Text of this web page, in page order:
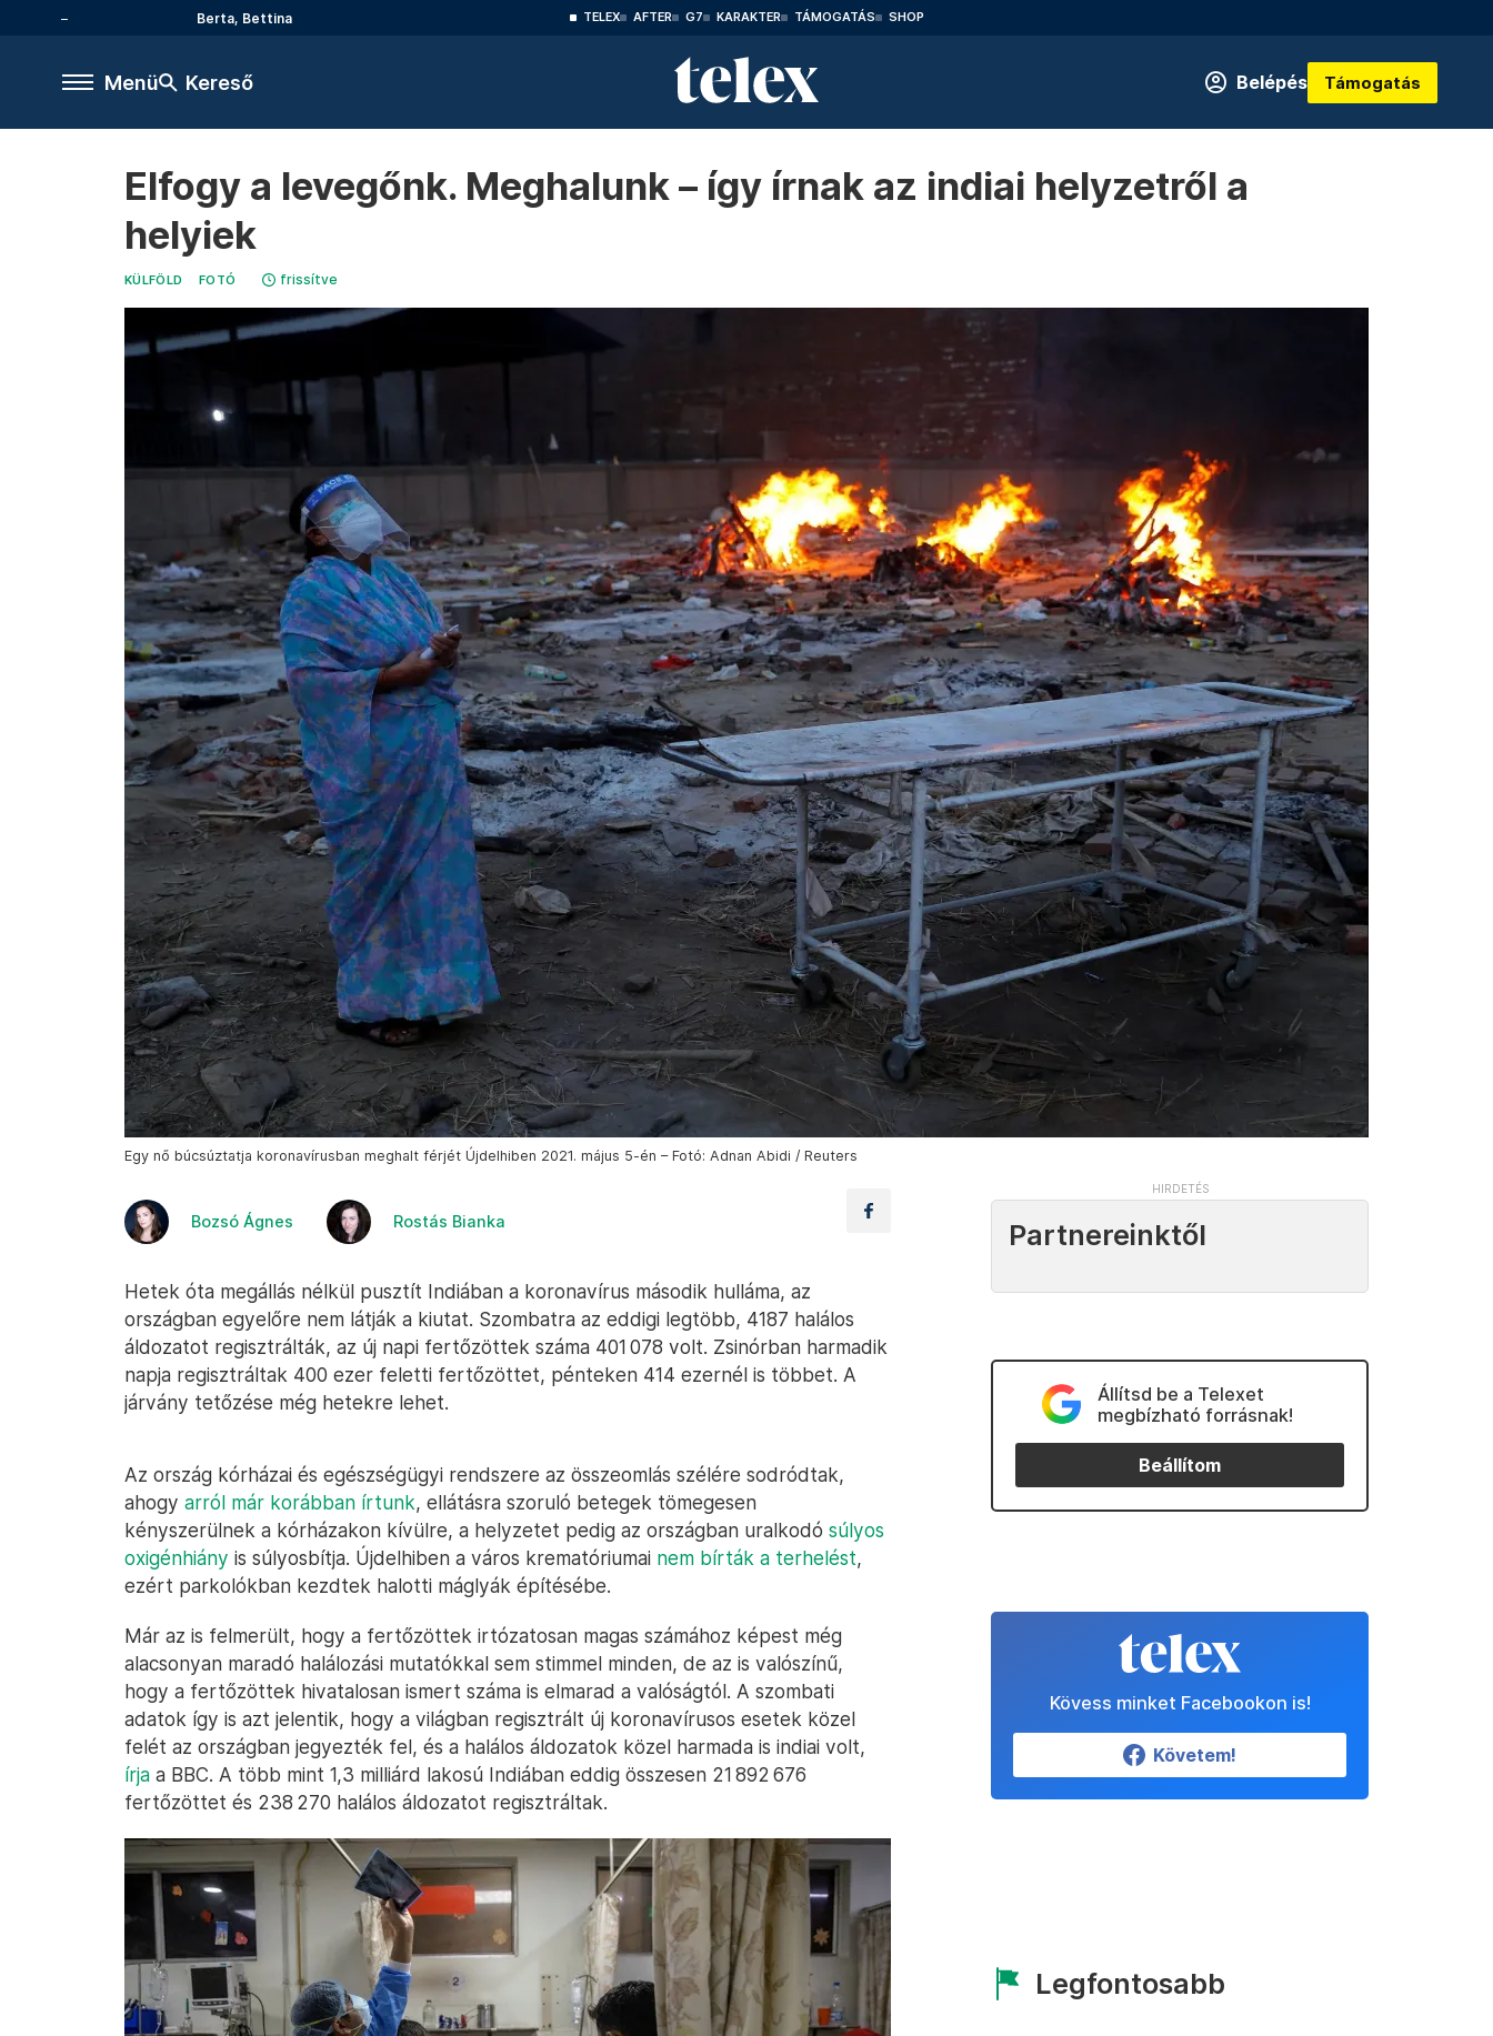
Berta, Bettina TELEX AFTER G7 KARAKTER TÁMOGATÁS SHOP
Menü Kereső Belépés Támogatás
Elfogy a levegőnk. Meghalunk – így írnak az indiai helyzetről a
helyiek
KÜLFÖLD FOTÓ frissítve
Egy nő búcsúztatja koronavírusban meghalt férjét Újdelhiben 2021. május 5-én – Fotó: Adnan Abidi / Reuters
Bozsó Ágnes Rostás Bianka
Hetek óta megállás nélkül pusztít Indiában a koronavírus második hulláma, az
országban egyelőre nem látják a kiutat. Szombatra az eddigi legtöbb, 4187 halálos
áldozatot regisztrálták, az új napi fertőzöttek száma 401 078 volt. Zsinórban harmadik
napja regisztráltak 400 ezer feletti fertőzöttet, pénteken 414 ezernél is többet. A
járvány tetőzése még hetekre lehet.
Az ország kórházai és egészségügyi rendszere az összeomlás szélére sodródtak,
ahogy arról már korábban írtunk, ellátásra szoruló betegek tömegesen
kényszerülnek a kórházakon kívülre, a helyzetet pedig az országban uralkodó súlyos
oxigénhiány is súlyosbítja. Újdelhiben a város krematóriumai nem bírták a terhelést,
ezért parkolókban kezdtek halotti máglyák építésébe.
Már az is felmerült, hogy a fertőzöttek irtózatosan magas számához képest még
alacsonyan maradó halálozási mutatókkal sem stimmel minden, de az is valószínű,
hogy a fertőzöttek hivatalosan ismert száma is elmarad a valóságtól. A szombati
adatok így is azt jelentik, hogy a világban regisztrált új koronavírusos esetek közel
felét az országban jegyezték fel, és a halálos áldozatok közel harmada is indiai volt,
írja a BBC. A több mint 1,3 milliárd lakosú Indiában eddig összesen 21 892 676
fertőzöttet és 238 270 halálos áldozatot regisztráltak.
Partnereinktől
Állítsd be a Telexet
megbízható forrásnak!
Beállítom
Kövess minket Facebookon is!
Követem!
Legfontosabb